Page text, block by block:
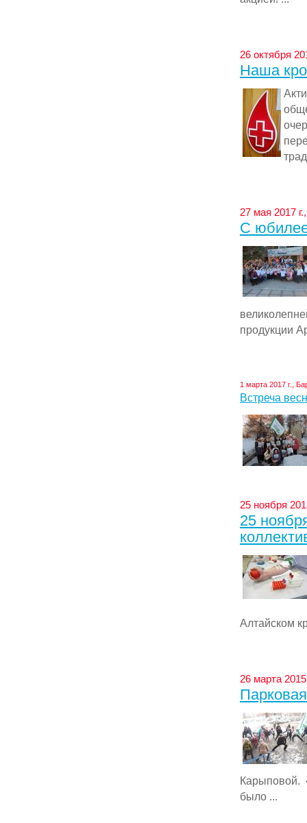
26 октября
Наша
27 мая 2017
С
продукции
1 марта 2017 г.,
Встреча
25 ноября
25
Алтайском
26 марта
Карыповой.
было ...